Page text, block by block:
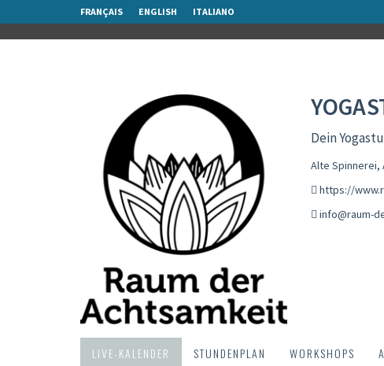
FRANÇAIS ENGLISH ITALIANO
Dein
Alte Spinnerei,
https://
info@raum-
LIVE-KALENDER STUNDENPLAN WORKSHOPS